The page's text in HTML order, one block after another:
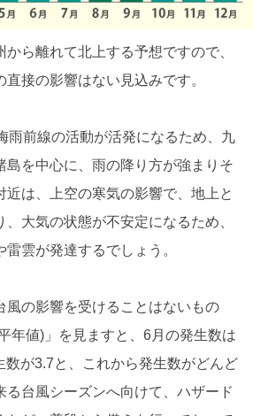
ら離れて北上する予想ですので、
接の影響はない見込みです。
雨前線の活動が活発になるため、九
島を中心に、雨の降り方が強まりそ
近は、上空の寒気の影響で、地上と
大気の状態が不安定になるため、
雲が発達するでしょう。
風の影響を受けることはないもの
年値)」を見ますと、6月の発生数は
数が3.7と、これから発生数がどんど
る台風シーズンへ向けて、ハザード